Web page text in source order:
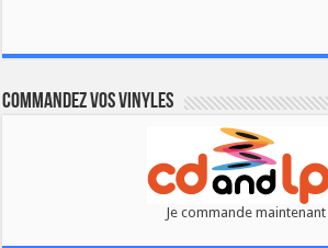
Commandez vos vinyles
Je commande maintenant